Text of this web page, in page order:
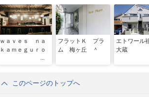
ｗａｖｅｓ ｎａ
ｋａｍｅｇｕｒｏ
フラットＫ プラ
ム 梅ヶ丘 ＾
エトワール
大蔵
このページのトップへ